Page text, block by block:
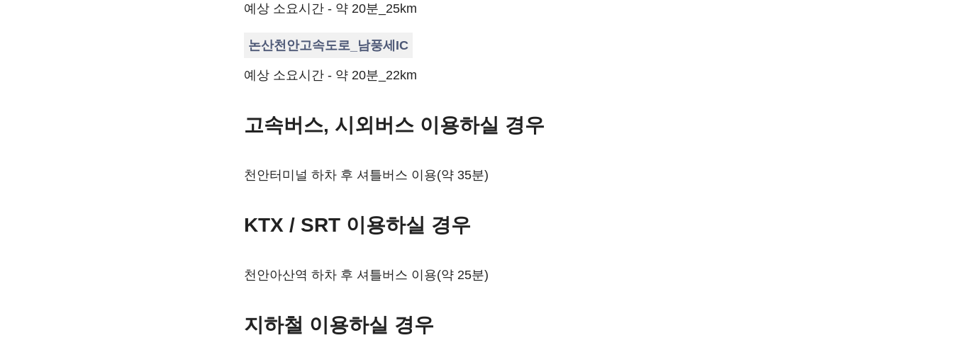
예상 소요시간 - 약 20분_25km
논산천안고속도로_남풍세IC
예상 소요시간 - 약 20분_22km
고속버스, 시외버스 이용하실 경우
천안터미널 하차 후 셔틀버스 이용(약 35분)
KTX / SRT 이용하실 경우
천안아산역 하차 후 셔틀버스 이용(약 25분)
지하철 이용하실 경우